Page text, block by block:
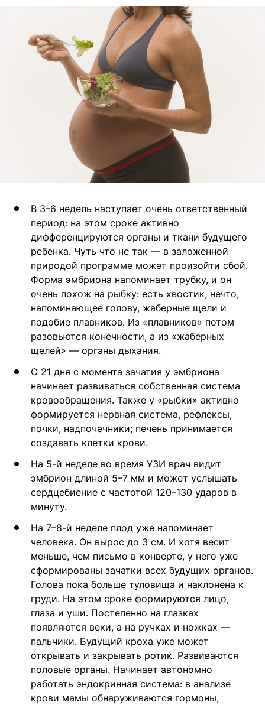
В 3–6 недель наступает очень ответственный
период: на этом сроке активно
дифференцируются органы и ткани будущего
ребенка. Чуть что не так — в заложенной
природой программе может произойти сбой.
Форма эмбриона напоминает трубку, и он
очень похож на рыбку: есть хвостик, нечто,
напоминающее голову, жаберные щели и
подобие плавников. Из «плавников» потом
разовьются конечности, а из «жаберных
щелей» — органы дыхания.
С 21 дня с момента зачатия у эмбриона
начинает развиваться собственная система
кровообращения. Также у «рыбки» активно
формируется нервная система, рефлексы,
почки, надпочечники; печень принимается
создавать клетки крови.
На 5-й неделе во время УЗИ врач видит
эмбрион длиной 5–7 мм и может услышать
сердцебиение с частотой 120–130 ударов в
минуту.
На 7–8-й неделе плод уже напоминает
человека. Он вырос до 3 см. И хотя весит
меньше, чем письмо в конверте, у него уже
сформированы зачатки всех будущих органов.
Голова пока больше туловища и наклонена к
груди. На этом сроке формируются лицо,
глаза и уши. Постепенно на глазках
появляются веки, а на ручках и ножках —
пальчики. Будущий кроха уже может
открывать и закрывать ротик. Развиваются
половые органы. Начинает автономно
работать эндокринная система: в анализе
крови мамы обнаруживаются гормоны,